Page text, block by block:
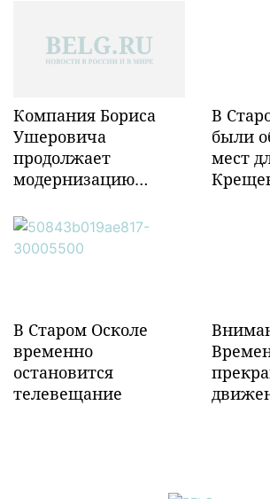
Компания Бориса
Ушеровича
продолжает
модернизацию
инфраструктуры в
Забайкалье
В
были
мест
В Старом Осколе
временно
остановится
телевещание